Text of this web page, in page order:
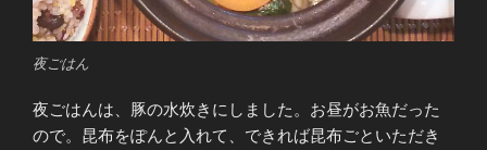
夜ごはん
夜ごはんは、豚の水炊きにしました。お昼がお魚だった
ので。昆布をぽんと入れて、できれば昆布ごといただき